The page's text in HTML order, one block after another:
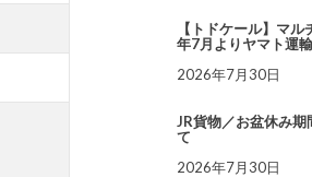
【トドケール】マ
年7月よりヤマト運
2026年7月30日
JR貨物／お盆休み
て
2026年7月30日